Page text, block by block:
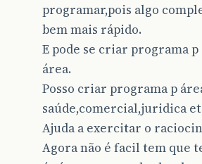
programar,pois algo
bem mais rápido.
E pode se criar programa
área.
Posso criar programa p
saúde,comercial,juridica
Ajuda a exercitar o
Agora não é facil tem que